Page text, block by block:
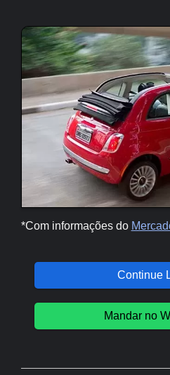
*Com informações do
Continue
Mandar no